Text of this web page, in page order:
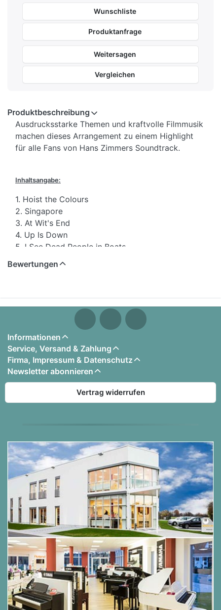
Wunschliste
Produktanfrage
Weitersagen
Vergleichen
Produktbeschreibung
Ausdrucksstarke Themen und kraftvolle Filmmusik
machen dieses Arrangement zu einem Highlight
für alle Fans von Hans Zimmers Soundtrack.
Inhaltsangabe:
1. Hoist the Colours
2. Singapore
3. At Wit's End
4. Up Is Down
5. I See Dead People in Boats
7. I Don't Think Now's the Time
Bewertungen
Informationen
Service, Versand & Zahlung
Firma, Impressum & Datenschutz
Newsletter abonnieren
Vertrag widerrufen